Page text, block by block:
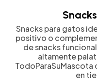
Snacks para gatos
positivo o
de snacks
altamente
en